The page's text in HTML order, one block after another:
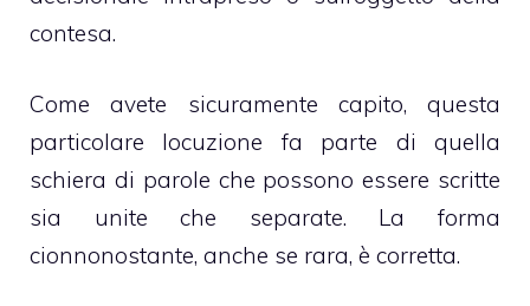
contesa.
Come avete sicuramente capito, questa
particolare locuzione fa parte di quella
schiera di parole che possono essere scritte
sia unite che separate. La forma
cionnonostante, anche se rara, è corretta.